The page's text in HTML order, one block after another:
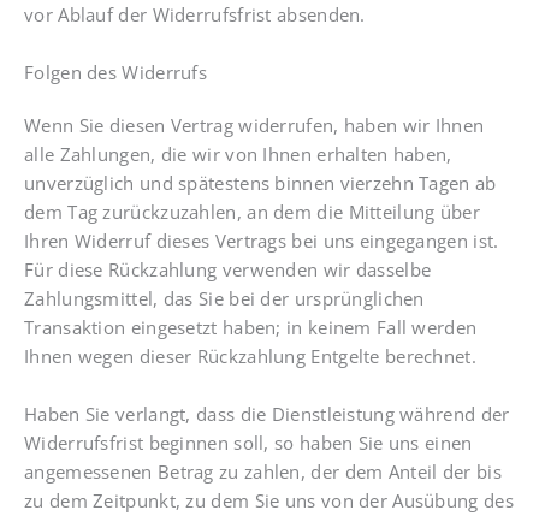
vor Ablauf der Widerrufsfrist absenden.
Folgen des Widerrufs
Wenn Sie diesen Vertrag widerrufen, haben wir Ihnen
alle Zahlungen, die wir von Ihnen erhalten haben,
unverzüglich und spätestens binnen vierzehn Tagen ab
dem Tag zurückzuzahlen, an dem die Mitteilung über
Ihren Widerruf dieses Vertrags bei uns eingegangen ist.
Für diese Rückzahlung verwenden wir dasselbe
Zahlungsmittel, das Sie bei der ursprünglichen
Transaktion eingesetzt haben; in keinem Fall werden
Ihnen wegen dieser Rückzahlung Entgelte berechnet.
Haben Sie verlangt, dass die Dienstleistung während der
Widerrufsfrist beginnen soll, so haben Sie uns einen
angemessenen Betrag zu zahlen, der dem Anteil der bis
zu dem Zeitpunkt, zu dem Sie uns von der Ausübung des